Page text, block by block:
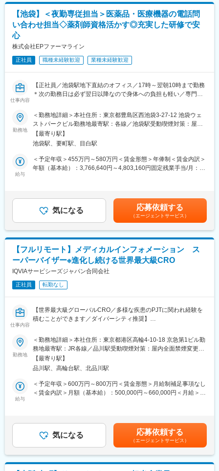
営業（事業開発部）、研修（人財開発部）、人事など、本社機能
へのキャリアチェンジ
・自己申告制度
キャリア希望を申告できるシステムを完備
■企業の特徴／魅力：
・シミックグループの安定性とシナジー効果
安定した財務基盤はもちろん、シミックグループは多数の製薬企
業との取引、充実した顧客基盤・情報量を有します。
・業界トップクラスの成長率
売上高、MR人数とも順調に拡大を続けています。
医学論文や医学会発表資料の作成を通して、最新の医学・医薬品
の情報を知ることができるとともに、医学情報を正確に分かりや
すく医療従事者等にお伝えすることで、医学の発展に貢献できる
また、論理的な文章作成技術を習得することができ、理論的な思
ております。また、フレックス勤務の為、時間をずらしてご家庭
と両立しながら働かれている方もいます！
おりますため、入社直後は対象外となります。
【主な出版物の例】
■皮膚疾患特異的QOL尺度 Skindex-16
など多数ございます。
ることで医療用医薬品専門の広告代理店としての社会的使命を尽
くすこと」を企業理念に定めています。顧客のニーズに真摯に向
き合い、より良い付加価値を提供していることが特徴です。
変更の範囲：会社の定める業務
【池袋】＜夜勤専従担当＞医薬品・医療機器の電話問
い合わせ担当◇薬剤師資格活かす◎充実した研修で安
心
株式会社EPファーマライン
正社員 職種未経験歓迎 業種未経験歓迎
仕事内容
【正社員／池袋駅地下直結のオフィス／17時～翌朝10時まで勤務
＊次の勤務日は必ず翌日以降なので身体への負担も軽い／専門知
■職務内容：
＜メディカルコミュニケーター（DI職）とは？＞
製薬メーカーの電話問い合わせ担当として、主に医療従事者（薬
剤師、医師など）からの問い合わせに対応します。医薬品の添付
文書や文献、FAQを活用しながら、医薬品使用における最新情報
を回答します。
└1日あたり10～15件程度対応
└対応後、問い合わせ内容や回答内容をシステムへインプット
・医薬品の服用や保管方法について
・医療機器の使用方法について
・使用期限の確認
・効果・副作用について 等
※本ポジションは、「マルチ対応」チームのため、10前後のメー
カーの窓口を担当します。
※同じチーム内だけでなく看護師が在籍しているチームと連携を取
り、効率よく業務を進めていただきます。
（1）導入研修（配属前）
・一般的な薬学知識と電話応対スキルを中心に学びます。
・薬学に関する資料の読み方や、電話の取り方、声のトーン、話
し方などオペレーターとして必要な技術をゼロから学ぶことがで
（2）製品研修
・最初は、先輩社員が一緒に電話対応を聞いてくれるので、安心
して対応することができます。また、わからないことは、上司や
周りのメンバーが常にサポートしてくれるので、一人で抱えるこ
とはありません。
勤務地
＜勤務地詳細＞本社住所：東京都豊島区西池袋3-27-12 池袋ウェ
ストパークビル勤務地最寄駅：各線／池袋駅受動喫煙対策：屋内
全面禁煙変更の範囲：会社の定める事業所
【最寄り駅】
池袋駅、要町駅、目白駅
給与
＜予定年収＞455万円～580万円＜賃金形態＞年俸制＜賃金内訳＞
年額（基本給）：3,766,640円～4,803,160円固定残業手当/月：
補足＞■昇給：あり（年1回の評価制度による）■※年俸以外に決算
賞与が年１回支給あり賃金はあくまでも目安の金額であり、選考
を通じて上下する可能性があります。月給(月額)は固定手当を含め
た表記です。
気になる 応募依頼する
（エージェントサービス）
【フルリモート】メディカルインフォメーション ス
ーパーバイザー※進化し続ける世界最大級CRO
IQVIAサービシーズジャパン合同会社
正社員 転勤なし
仕事内容
【世界最大級グローバルCRO／多様な疾患のPJTに関われ経験を
積むことができます／ダイバーシティ推奨】
談室やコンタクトセンターを受託運営し、医療従事者や患者さん
からの問い合わせ対応、有害事象情報の収集・報告、品質管理な
どを担う部門です。
■仕事内容：
本ポジションは、適用される法規制、ガイドライン、標準業務手
順書（SOP）およびプロジェクト要件に基づき、メディカルイン
マネジメントをお任せします。
〈具体的には〉
・安全性関連業務
勤務地
＜勤務地詳細＞本社住所：東京都港区高輪4-10-18 京急第1ビル勤
務地最寄駅：JR各線／品川駅受動喫煙対策：屋内全面禁煙変更の
範囲：会社の定める事業所（リモートワーク含む）
【最寄り駅】
品川駅、高輪台駅、北品川駅
給与
＜予定年収＞600万円～800万円＜賃金形態＞月給制補足事項なし
＜賃金内訳＞月額（基本給）：500,000円～660,000円＜月給＞
績賞与：年1回賃金はあくまでも目安の金額であり、選考を通じて
上下する可能性があります。月給(月額)は固定手当を含めた表記で
す。
気になる 応募依頼する
（エージェントサービス）